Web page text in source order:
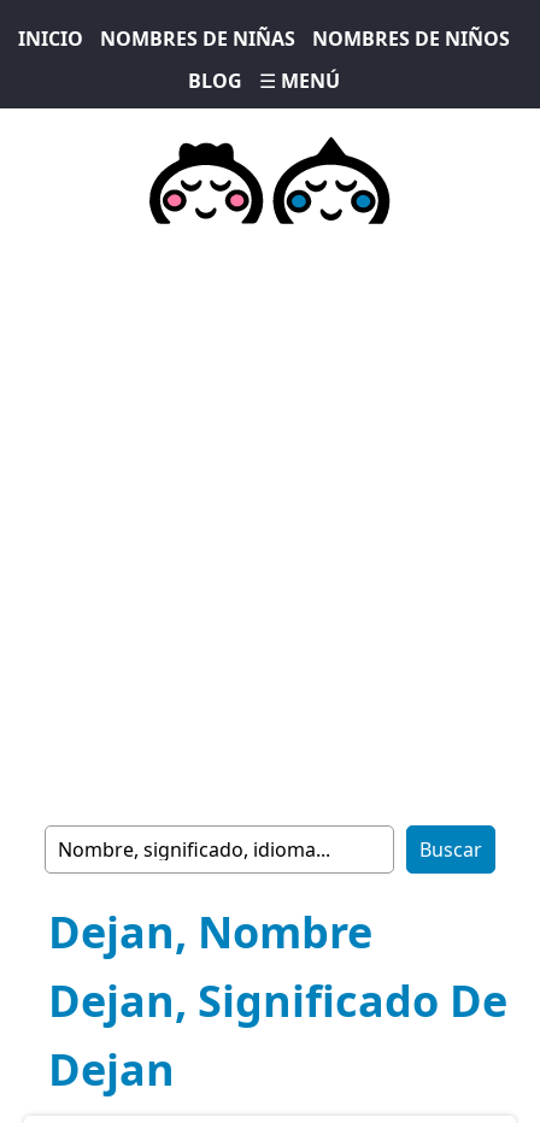
INICIO NOMBRES DE NIÑAS
NOMBRES DE NIÑOS
BLOG
☰ MENÚ
Dejan, Nombre
Dejan, Significado De
Dejan